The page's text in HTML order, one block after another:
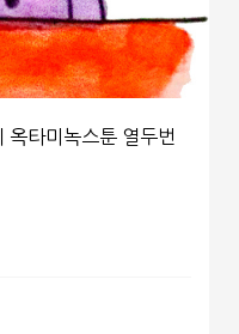
옥타미녹스툰 열두번